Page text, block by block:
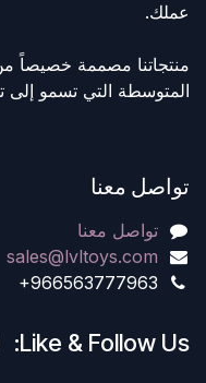
عملك.
منتجاتنا مصممة خصيصاً
المتوسطة التي تسمو إلى
تواصل معنا
تواصل معنا
sales@lvltoys.com
+966563777963
Like & Follow Us: